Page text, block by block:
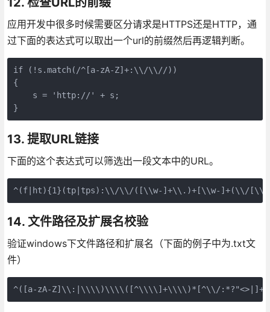
应用开发中很多时候需要区分请求是HTTPS还是HTTP，通
过下面的表达式可以取出一个url的前缀然后再逻辑判断。
if (!s.match(/^[a-zA-Z]+:\\/\\//))
{
    s = 'http://' + s;
}
13. 提取URL链接
下面的这个表达式可以筛选出一段文本中的URL。
^(f|ht){1}(tp|tps):\\/\\/([\\w-]+\\.)+[\\w-]+(\\/[\\w-
14. 文件路径及扩展名校验
验证windows下文件路径和扩展名（下面的例子中为.txt文
件）
^([a-zA-Z]\\:|\\\\)\\\\([^\\\\]+\\\\)*[^\\/